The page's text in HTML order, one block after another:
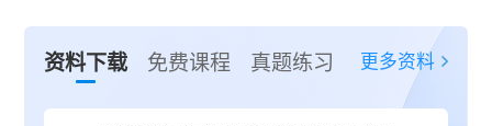
资料下载 免费课程 真题练习 更多资料